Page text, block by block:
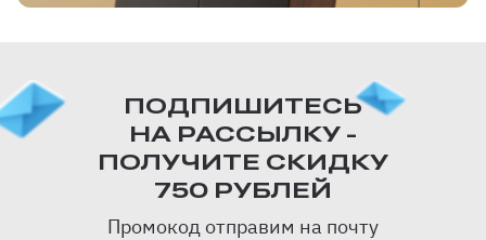
ПОДПИШИТЕСЬ
НА РАССЫЛКУ -
ПОЛУЧИТЕ СКИДКУ
750 РУБЛЕЙ
Промокод отправим на почту